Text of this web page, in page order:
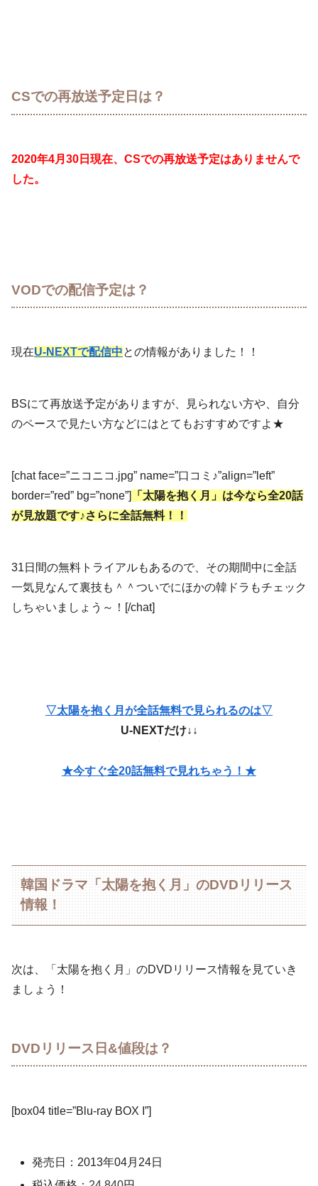
CSでの再放送予定日は？
2020年4月30日現在、CSでの再放送予定はありませんで
した。
VODでの配信予定は？
現在U-NEXTで配信中との情報がありました！！
BSにて再放送予定がありますが、見られない方や、自分
のペースで見たい方などにはとてもおすすめですよ★
[chat face=”ニコニコ.jpg” name=”口コミ♪”align=”left”
border=”red” bg=”none”]
「太陽を抱く月」は今なら全20話
が見放題です♪さらに全話無料！！
31日間の無料トライアルもあるので、その期間中に全話
一気見なんて裏技も＾＾ついでにほかの韓ドラもチェック
しちゃいましょう～！[/chat]
▽太陽を抱く月が全話無料で見られるのは▽
U-NEXTだけ↓↓
★今すぐ全20話無料で見れちゃう！★
韓国ドラマ「太陽を抱く月」のDVDリリース
情報！
次は、「太陽を抱く月」のDVDリリース情報を見ていき
ましょう！
DVDリリース日&値段は？
[box04 title=”Blu-ray BOX I”]
発売日：2013年04月24日